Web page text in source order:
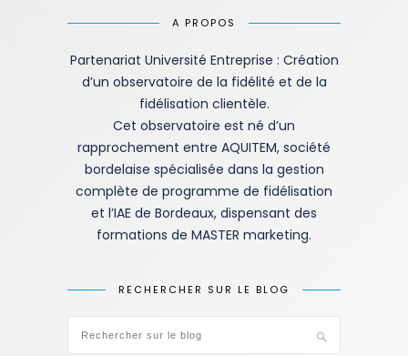
A PROPOS
Partenariat Université Entreprise : Création
d’un observatoire de la fidélité et de la
fidélisation clientèle.
Cet observatoire est né d’un
rapprochement entre AQUITEM, société
bordelaise spécialisée dans la gestion
complète de programme de fidélisation
et l’IAE de Bordeaux, dispensant des
formations de MASTER marketing.
RECHERCHER SUR LE BLOG